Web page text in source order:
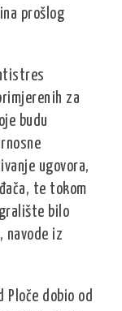
prošlog
za
budu
ugovora,
te tokom
bilo
navode iz
Ploče dobio od